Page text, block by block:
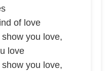
of love
you love,
love
you love,